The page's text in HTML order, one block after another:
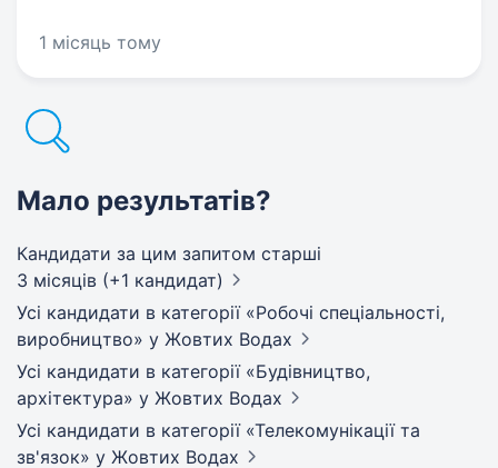
1 місяць тому
Мало результатів?
Кандидати за цим запитом старші
3 місяців (+1 кандидат)
Усі кандидати в категорії «Робочі спеціальності,
виробництво» у Жовтих Водах
Усі кандидати в категорії «Будівництво,
архітектура» у Жовтих Водах
Усі кандидати в категорії «Телекомунікації та
зв'язок» у Жовтих Водах